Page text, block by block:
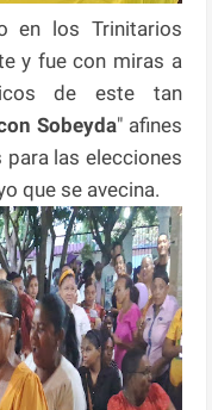
en los Trinitarios
y fue con miras a
de este tan
Sobeyda" afines
las elecciones
que se avecina.